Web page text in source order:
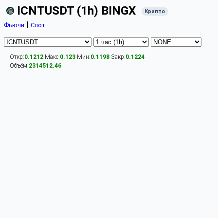
ICNTUSDT (1h) BINGX Крипто
Фьючи | Спот
Откр:0.1212 Макс:0.123 Мин:0.1198 Закр:0.1224
Объём:2314512.46